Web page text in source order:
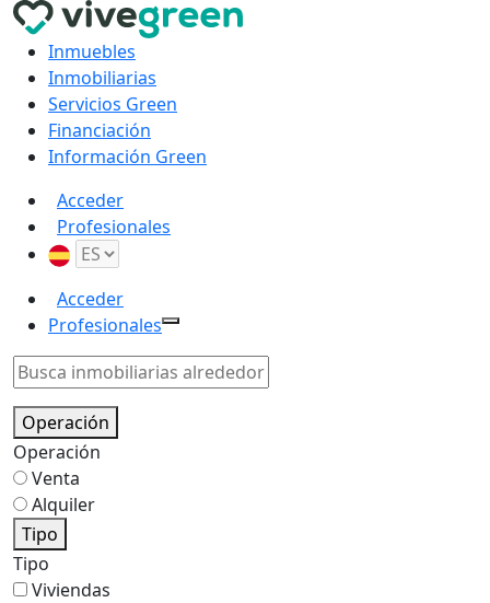
Inmuebles
Inmobiliarias
Servicios Green
Financiación
Información Green
Acceder
Profesionales
Acceder
Profesionales
Operación
Operación
Venta
Alquiler
Tipo
Tipo
Viviendas